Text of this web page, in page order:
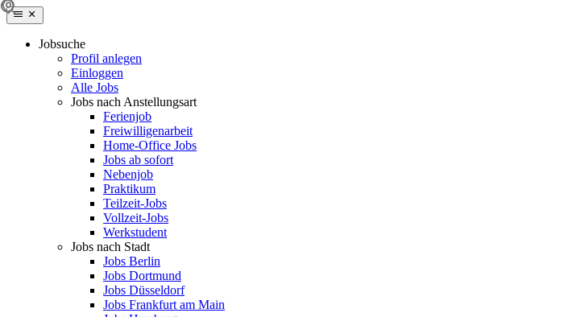
Jobsuche
Profil anlegen
Einloggen
Alle Jobs
Jobs nach Anstellungsart
Ferienjob
Freiwilligenarbeit
Home-Office Jobs
Jobs ab sofort
Nebenjob
Praktikum
Teilzeit-Jobs
Vollzeit-Jobs
Werkstudent
Jobs nach Stadt
Jobs Berlin
Jobs Dortmund
Jobs Düsseldorf
Jobs Frankfurt am Main